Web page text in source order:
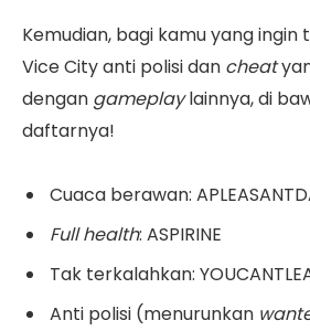
Kemudian, bagi kamu yang ingin
Vice City anti polisi dan cheat
dengan gameplaylainnya, di
daftarnya!
Cuaca berawan:
Full health: ASPIRINE
Tak terkalahkan:
Anti polisi (menurunkan